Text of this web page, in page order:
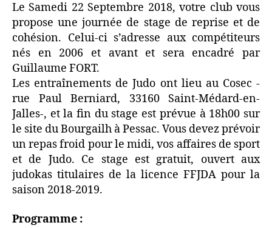
Le Samedi 22 Septembre 2018, votre club vous
propose une journée de stage de reprise et de
cohésion. Celui-ci s’adresse aux compétiteurs
nés en 2006 et avant et sera encadré par
Guillaume FORT.
Les entraînements de Judo ont lieu au Cosec -
rue Paul Berniard, 33160 Saint-Médard-en-
Jalles-, et la fin du stage est prévue à 18h00 sur
le site du Bourgailh à Pessac. Vous devez prévoir
un repas froid pour le midi, vos affaires de sport
et de Judo. Ce stage est gratuit, ouvert aux
judokas titulaires de la licence FFJDA pour la
saison 2018-2019.
Programme :